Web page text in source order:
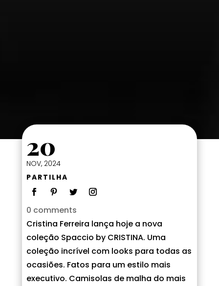
20
NOV, 2024
PARTILHA
0 comments
Cristina Ferreira lança hoje a nova
coleção Spaccio by CRISTINA. Uma
coleção incrível com looks para todas as
ocasiões. Fatos para um estilo mais
executivo. Camisolas de malha do mais